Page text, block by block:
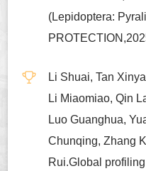
(Lepidoptera:
Li Shuai, Tan
Li Miaomiao, Qin
Luo Guanghua,
Chunqing, Zhang
Rui.Global